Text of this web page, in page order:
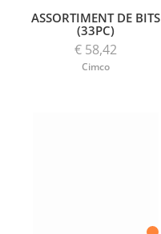
ASSORTIMENT DE BITS
(33PC)
€ 58,42
Cimco